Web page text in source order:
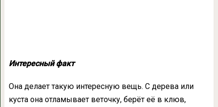
Интересный факт
Она делает такую интересную вещь. С дерева или
куста она отламывает веточку, берёт её в клюв,